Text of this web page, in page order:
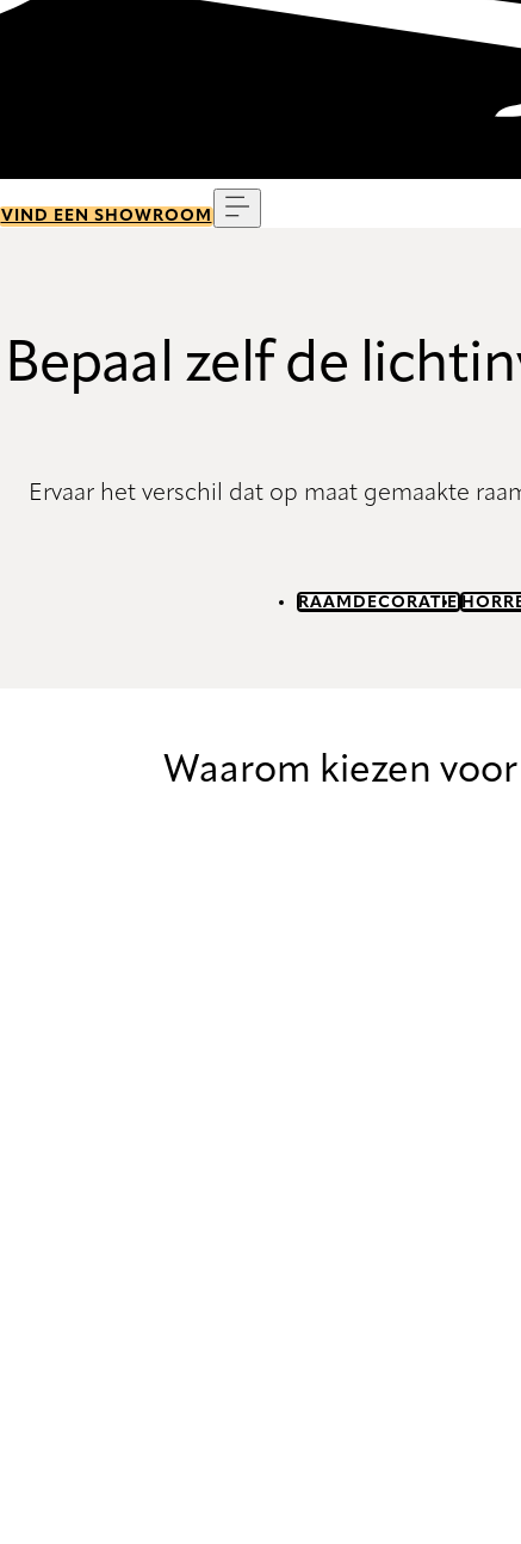
VIND EEN SHOWROOM
Bepaal zelf de
Ervaar het verschil dat op maat gemaakte
RAAMDECORATIE
Waarom kiezen